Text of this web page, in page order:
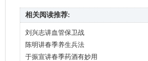
相关阅读推荐:
刘兴志讲血管保卫战
陈明讲春季养生兵法
于振宣讲春季药酒有妙用